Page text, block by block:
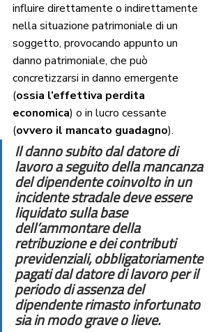
influire direttamente o indirettamente
nella situazione patrimoniale di un
soggetto, provocando appunto un
danno patrimoniale, che può
concretizzarsi in danno emergente
(ossia l’effettiva perdita
economica) o in lucro cessante
(ovvero il mancato guadagno).
Il danno subito dal datore di
lavoro a seguito della mancanza
del dipendente coinvolto in un
incidente stradale deve essere
liquidato sulla base
dell’ammontare della
retribuzione e dei contributi
previdenziali, obbligatoriamente
pagati dal datore di lavoro per il
periodo di assenza del
dipendente rimasto infortunato
sia in modo grave o lieve.